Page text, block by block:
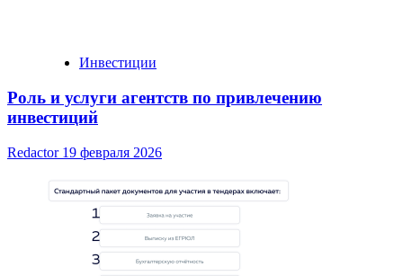
Инвестиции
Роль и услуги агентств по привлечению
инвестиций
Redactor 19 февраля 2026